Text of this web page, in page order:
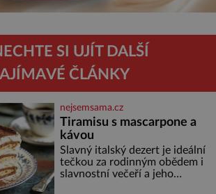
SI UJÍT DALŠÍ
ČLÁNKY
nejsemsama.cz
Tiramisu s mascarpone a
kávou
Slavný italský dezert je ideální
tečkou za rodinným obědem i
slavnostní večeří a jeho